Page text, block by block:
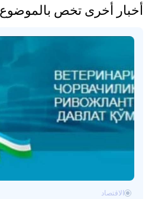
أخبار أخرى تخص بالموضوع
الاقتصاد